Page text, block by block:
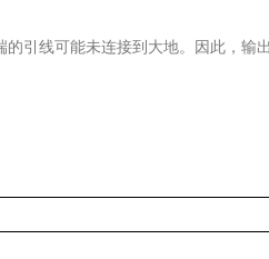
引线可能未连接到大地。因此，输